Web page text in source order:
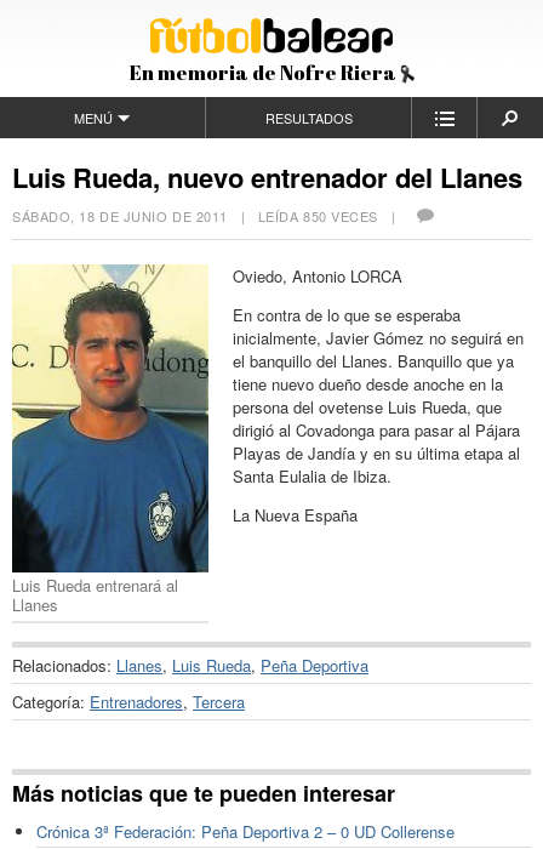
En memoria de Nofre Riera
MENÚ RESULTADOS
Luis Rueda, nuevo entrenador del Llanes
SÁBADO, 18 DE JUNIO DE 2011 | LEÍDA 850 VECES |
Luis Rueda entrenará al
Llanes
Oviedo, Antonio LORCA
En contra de lo que se esperaba
inicialmente, Javier Gómez no seguirá en
el banquillo del Llanes. Banquillo que ya
tiene nuevo dueño desde anoche en la
persona del ovetense Luis Rueda, que
dirigió al Covadonga para pasar al Pájara
Playas de Jandía y en su última etapa al
Santa Eulalia de Ibiza.
La Nueva España
Relacionados: Llanes, Luis Rueda, Peña Deportiva
Categoría: Entrenadores, Tercera
Más noticias que te pueden interesar
Crónica 3ª Federación: Peña Deportiva 2 – 0 UD Collerense